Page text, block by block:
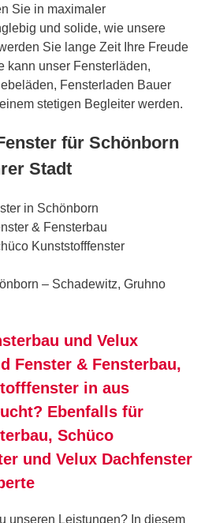
Sie in maximaler
und solide, wie unsere
Sie lange Zeit Ihre Freude
kann unser Fensterläden,
Fensterladen Bauer
stetigen Begleiter werden.
für Schönborn
Stadt
in Schönborn
& Fensterbau
Kunststofffenster
– Schadewitz, Gruhno
und Velux
Fenster & Fensterbau,
in aus
Ebenfalls für
Schüco
und Velux Dachfenster
unseren Leistungen? In diesem